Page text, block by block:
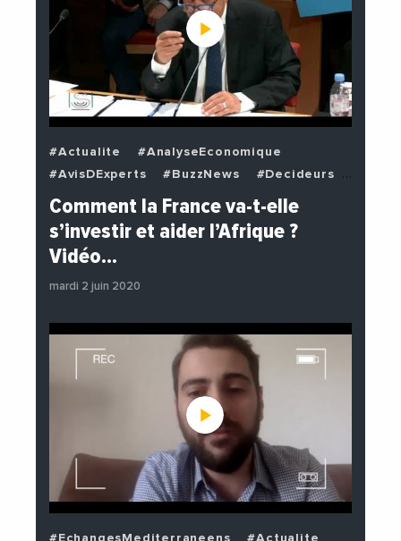
#Actualite
#AnalyseEconomique
#AvisDExperts
#BuzzNews
#Decideurs
#EchangesMediterraneens
#Economie
#PhotosEtVideos
#Politique
Comment la France va-t-elle
s’investir et aider l’Afrique ?
Vidéo…
mardi 2 juin 2020
#EchangesMediterraneens
#Actualite